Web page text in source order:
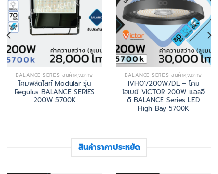
BALANCE SERIES สินค้าคุณภาพ
โคมฟลัดไลท์ Modular รุ่น
Regulus BALANCE SERIES
200W 5700K
BALANCE SERIES สินค้าคุณภาพ
IVH01/200W/DL – โคม
ไฮเบย์ VICTOR 200W แอลอี
ดี BALANCE Series LED
High Bay 5700K
สินค้าราคาประหยัด